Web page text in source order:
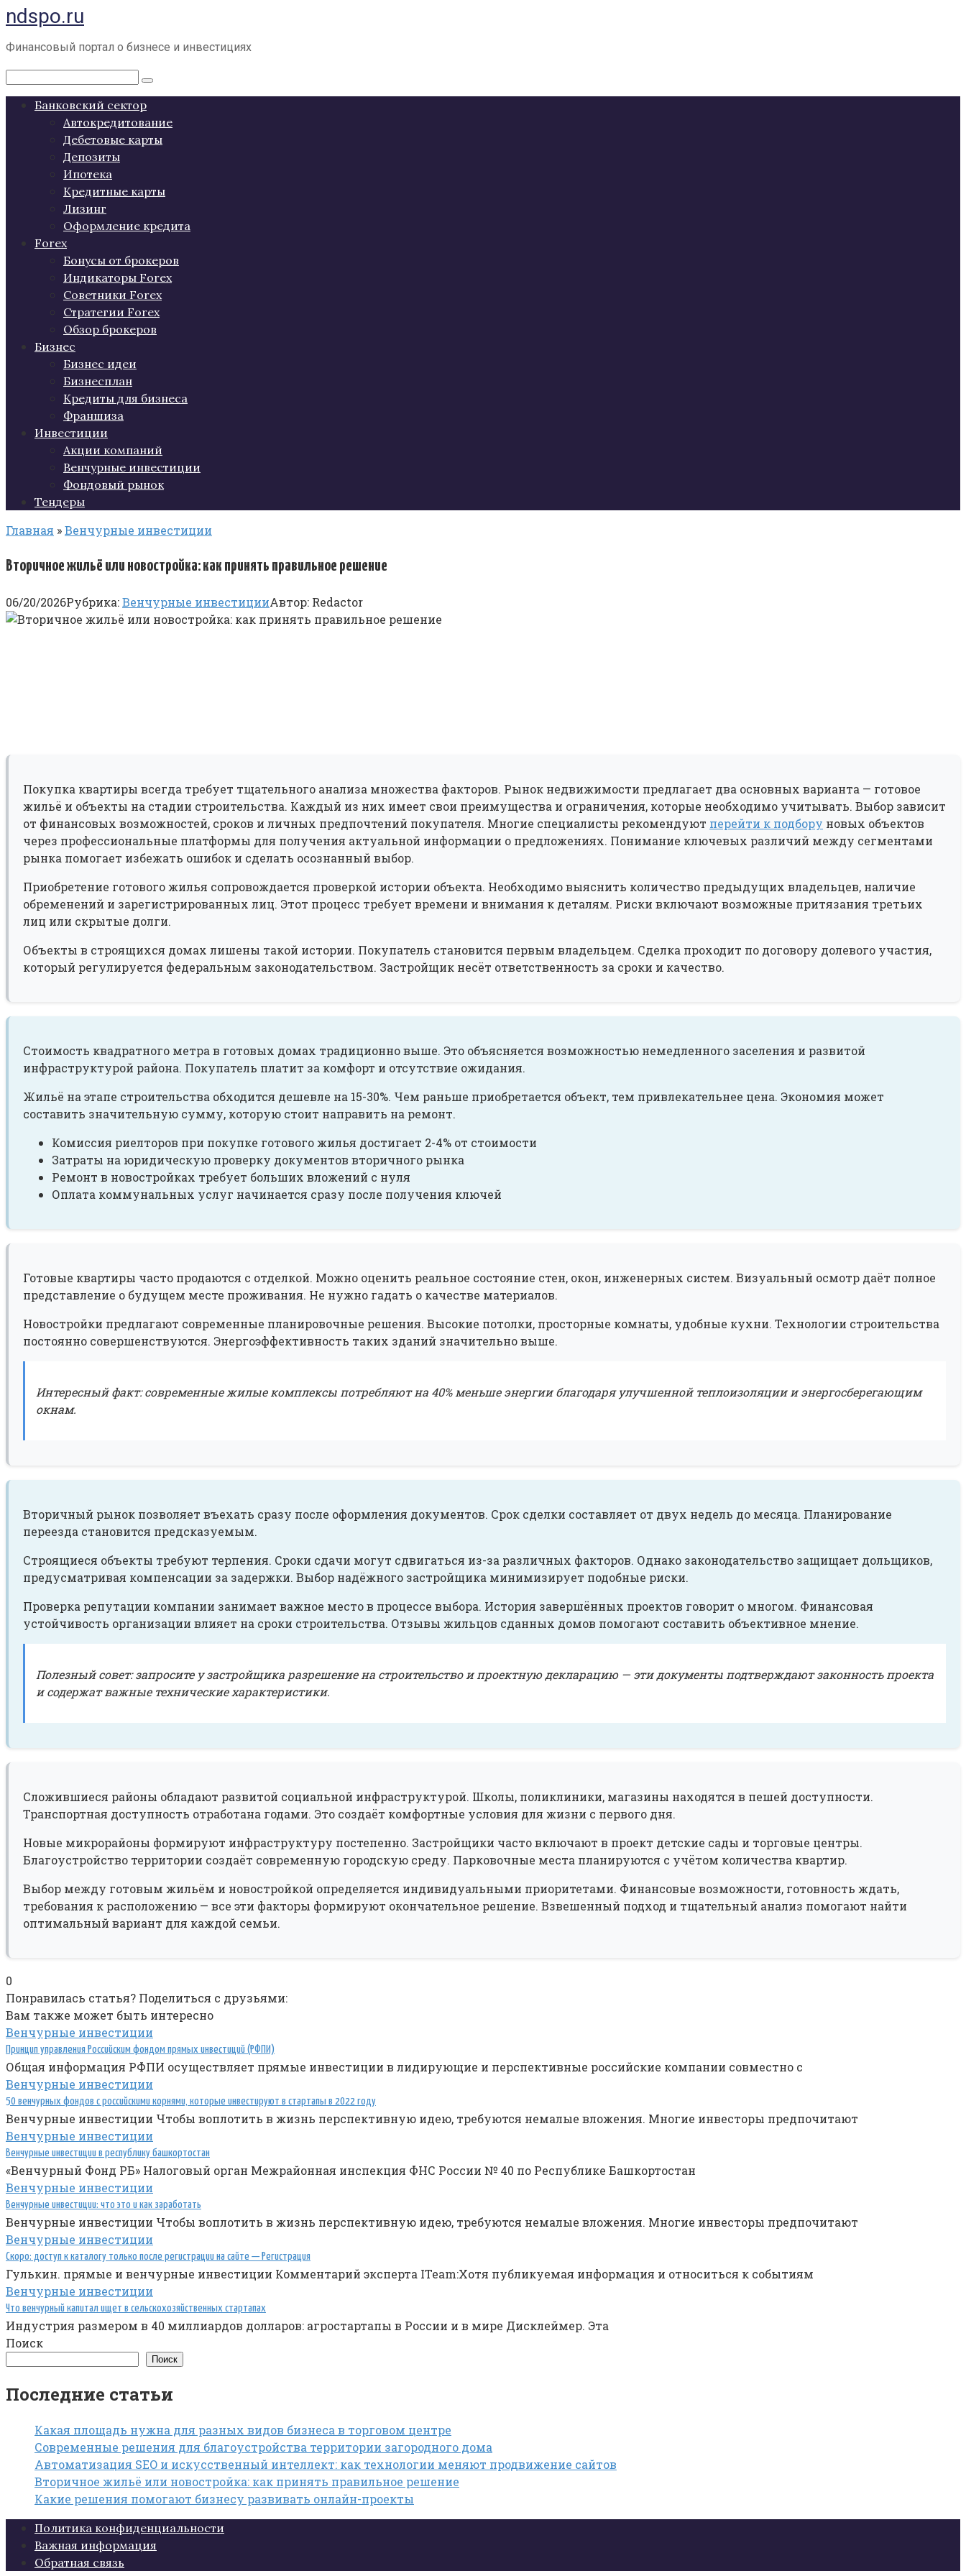
Перейти
к
контенту
ndspo.ru
Финансовый портал о бизнесе и инвестициях
Поиск:
Банковский сектор
Автокредитование
Дебетовые карты
Депозиты
Ипотека
Кредитные карты
Лизинг
Оформление кредита
Forex
Бонусы от брокеров
Индикаторы Forex
Советники Forex
Стратегии Forex
Обзор брокеров
Бизнес
Бизнес идеи
Бизнесплан
Кредиты для бизнеса
Франшиза
Инвестиции
Акции компаний
Венчурные инвестиции
Фондовый рынок
Тендеры
Главная »Венчурные инвестиции
Вторичное жильё или новостройка: как принять правильное решение
06/20/2026Рубрика:Венчурные инвестицииАвтор: Redactor
Покупка квартиры всегда требует тщательного анализа множества факторов. Рынок недвижимости предлагает два основных варианта — готовое
жильё и объекты на стадии строительства. Каждый из них имеет свои преимущества и ограничения, которые необходимо учитывать. Выбор зависит
от финансовых возможностей, сроков и личных предпочтений покупателя. Многие специалисты рекомендуют перейти к подбору новых объектов
через профессиональные платформы для получения актуальной информации о предложениях. Понимание ключевых различий между сегментами
рынка помогает избежать ошибок и сделать осознанный выбор.
Приобретение готового жилья сопровождается проверкой истории объекта. Необходимо выяснить количество предыдущих владельцев, наличие
обременений и зарегистрированных лиц. Этот процесс требует времени и внимания к деталям. Риски включают возможные притязания третьих
лиц или скрытые долги.
Объекты в строящихся домах лишены такой истории. Покупатель становится первым владельцем. Сделка проходит по договору долевого участия,
который регулируется федеральным законодательством. Застройщик несёт ответственность за сроки и качество.
Стоимость квадратного метра в готовых домах традиционно выше. Это объясняется возможностью немедленного заселения и развитой
инфраструктурой района. Покупатель платит за комфорт и отсутствие ожидания.
Жильё на этапе строительства обходится дешевле на 15-30%. Чем раньше приобретается объект, тем привлекательнее цена. Экономия может
составить значительную сумму, которую стоит направить на ремонт.
Комиссия риелторов при покупке готового жилья достигает 2-4% от стоимости
Затраты на юридическую проверку документов вторичного рынка
Ремонт в новостройках требует больших вложений с нуля
Оплата коммунальных услуг начинается сразу после получения ключей
Готовые квартиры часто продаются с отделкой. Можно оценить реальное состояние стен, окон, инженерных систем. Визуальный осмотр даёт полное
представление о будущем месте проживания. Не нужно гадать о качестве материалов.
Новостройки предлагают современные планировочные решения. Высокие потолки, просторные комнаты, удобные кухни. Технологии строительства
постоянно совершенствуются. Энергоэффективность таких зданий значительно выше.
Интересный факт: современные жилые комплексы потребляют на 40% меньше энергии благодаря улучшенной теплоизоляции и энергосберегающим
окнам.
Вторичный рынок позволяет въехать сразу после оформления документов. Срок сделки составляет от двух недель до месяца. Планирование
переезда становится предсказуемым.
Строящиеся объекты требуют терпения. Сроки сдачи могут сдвигаться из-за различных факторов. Однако законодательство защищает дольщиков,
предусматривая компенсации за задержки. Выбор надёжного застройщика минимизирует подобные риски.
Проверка репутации компании занимает важное место в процессе выбора. История завершённых проектов говорит о многом. Финансовая
устойчивость организации влияет на сроки строительства. Отзывы жильцов сданных домов помогают составить объективное мнение.
Полезный совет: запросите у застройщика разрешение на строительство и проектную декларацию — эти документы подтверждают законность проекта
и содержат важные технические характеристики.
Сложившиеся районы обладают развитой социальной инфраструктурой. Школы, поликлиники, магазины находятся в пешей доступности.
Транспортная доступность отработана годами. Это создаёт комфортные условия для жизни с первого дня.
Новые микрорайоны формируют инфраструктуру постепенно. Застройщики часто включают в проект детские сады и торговые центры.
Благоустройство территории создаёт современную городскую среду. Парковочные места планируются с учётом количества квартир.
Выбор между готовым жильём и новостройкой определяется индивидуальными приоритетами. Финансовые возможности, готовность ждать,
требования к расположению — все эти факторы формируют окончательное решение. Взвешенный подход и тщательный анализ помогают найти
оптимальный вариант для каждой семьи.
0
Понравилась статья? Поделиться с друзьями:
Вам также может быть интересно
Венчурные инвестиции
Принцип управления Российским фондом прямых инвестиций (РФПИ)
Общая информация РФПИ осуществляет прямые инвестиции в лидирующие и перспективные российские компании совместно с
Венчурные инвестиции
50 венчурных фондов с российскими корнями, которые инвестируют в стартапы в 2022 году
Венчурные инвестиции Чтобы воплотить в жизнь перспективную идею, требуются немалые вложения. Многие инвесторы предпочитают
Венчурные инвестиции
Венчурные инвестиции в республику башкортостан
«Венчурный Фонд РБ» Налоговый орган Межрайонная инспекция ФНС России № 40 по Республике Башкортостан
Венчурные инвестиции
Венчурные инвестиции: что это и как заработать
Венчурные инвестиции Чтобы воплотить в жизнь перспективную идею, требуются немалые вложения. Многие инвесторы предпочитают
Венчурные инвестиции
Скоро: доступ к каталогу только после регистрации на сайте — Регистрация
Гулькин. прямые и венчурные инвестиции Комментарий эксперта ITeam:Хотя публикуемая информация и относиться к событиям
Венчурные инвестиции
Что венчурный капитал ищет в сельскохозяйственных стартапах
Индустрия размером в 40 миллиардов долларов: агростартапы в России и в мире Дисклеймер. Эта
Поиск
Поиск
Последние статьи
Какая площадь нужна для разных видов бизнеса в торговом центре
Современные решения для благоустройства территории загородного дома
Автоматизация SEO и искусственный интеллект: как технологии меняют продвижение сайтов
Вторичное жильё или новостройка: как принять правильное решение
Какие решения помогают бизнесу развивать онлайн-проекты
Политика конфиденциальности
Важная информация
Обратная связь